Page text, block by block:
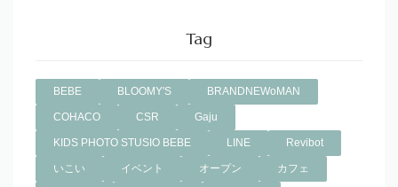
Tag
BEBE BLOOMY'S BRANDNEWoMAN
COHACO CSR Gaju
KIDS PHOTO STUSIO BEBE LINE Revibot
いこい イベント オープン カフェ